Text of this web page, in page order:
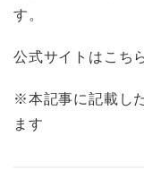
す。
公式サイトはこ
※本記事に記載し
ます